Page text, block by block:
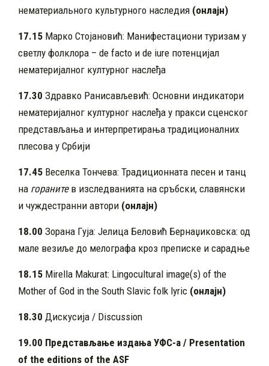
нематериального культурного наследия (онлајн)
17.15 Марко Стојановић: Манифестациони туризам у
светлу фолклора – de facto и de iure потенцијал
нематеријалног културног наслеђа
17.30 Здравко Ранисављевић: Основни индикатори
нематеријалног културног наслеђа у пракси сценског
представљања и интерпретирања традиционалних
плесова у Србији
17.45 Веселка Тончева: Традиционната песен и танц
на горанитев изследванията на сръбски, славянски
и чуждестранни автори (онлајн)
18.00 Зорана Гуја: Јелица Беловић Бернаџиковска: од
мале везиље до мелографа кроз преписке и сарадње
18.15 Mirella Makurat: Lingocultural image(s) of the
Mother of God in the South Slavic folk lyric (онлајн)
18.30 Дискусија / Discussion
19.00 Представљање издања УФС-а / Presentation
of the editions of the ASF